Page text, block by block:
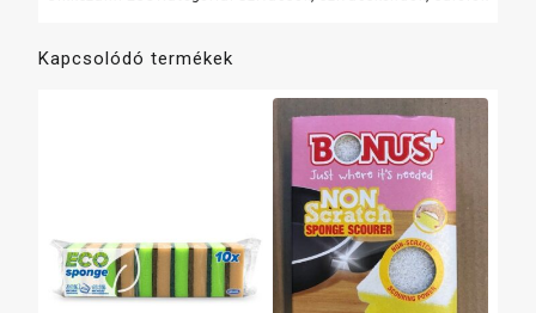
Kapcsolódó termékek